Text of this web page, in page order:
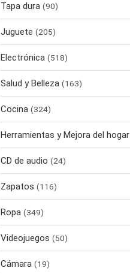
Tapa dura (90)
Juguete (205)
Electrónica (518)
Salud y Belleza (163)
Cocina (324)
Herramientas y Mejora del hogar
CD de audio (24)
Zapatos (116)
Ropa (349)
Videojuegos (50)
Cámara (19)